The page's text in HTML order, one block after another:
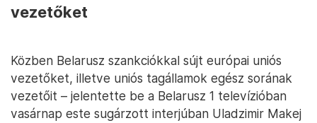
vezetőket
Közben Belarusz szankciókkal sújt európai uniós
vezetőket, illetve uniós tagállamok egész sorának
vezetőit – jelentette be a Belarusz 1 televízióban
vasárnap este sugárzott interjúban Uladzimir Makej